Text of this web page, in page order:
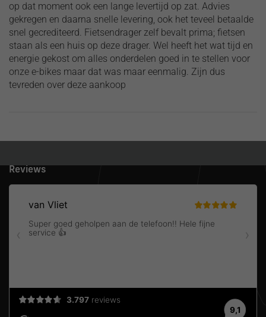
op dat moment ook een lange levertijd op zat. Advies
gekregen en daarna snelle levering, ook het teveel betaalde
snel gecrediteerd. Fietsendrager zelf bevalt prima; fietsen
staan als een huis op deze drager. Wel heeft het wat tijd en
energie gekost om alles onderdelen goed in te stellen voor
onze e-bikes maar dat was maar eenmalig. Zijn dus
tevreden over deze aankoop
Reviews